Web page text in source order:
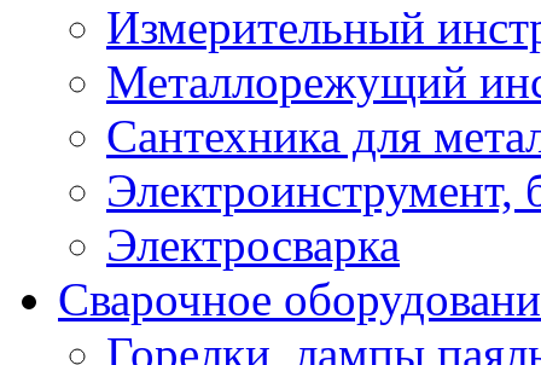
Измерительный
Металлорежущий
Сантехника для
Электроинструмент,
Электросварка
Сварочное
Горелки, лампы